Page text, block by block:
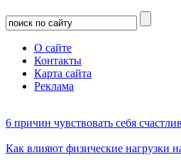
О сайте
Контакты
Карта сайта
Реклама
6 причин чувствовать себя
Как влияют физические нагрузки